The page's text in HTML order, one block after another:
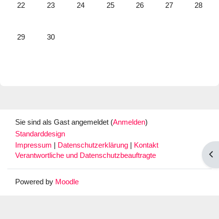
Keine Termine, Montag, 22. Juni
22 Keine Termine, Dienstag, 23. Juni
23 Keine Termine, Mittwoch, 24. Juni
24 Keine Termine, Donnerstag, 25. Juni
25 Keine Termine, Freitag,
26 Keine Termine,
27 Keine
28
Keine Termine, Montag, 29. Juni
29 Keine Termine, Dienstag, 30. Juni
30
Sie sind als Gast angemeldet (Anmelden)
Standarddesign
Impressum
Datenschutzerklärung
Kontakt
Verantwortliche und Datenschutzbeauftragte
Powered by Moodle